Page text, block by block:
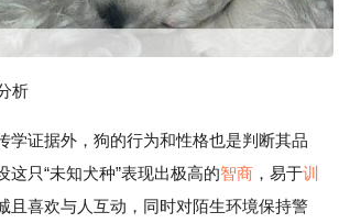
析
学证据外，狗的行为和性格也是判断其品
这只“未知犬种”表现出极高的智商 ，易于训
且喜欢与人互动，同时对陌生环境保持警